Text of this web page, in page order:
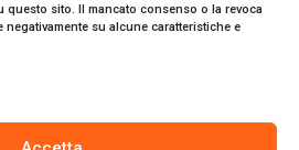
sito. Il mancato consenso o la revoca
su alcune caratteristiche e